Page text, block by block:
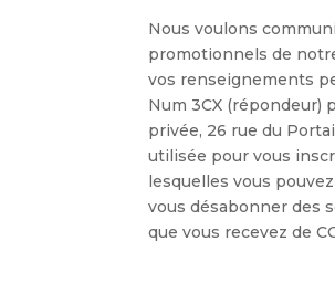
Nous voulons
promotionnels de
vos renseignements
Num 3CX (répondeur)
privée, 26 rue du
utilisée pour vous
lesquelles vous
vous désabonner des
que vous recevez de